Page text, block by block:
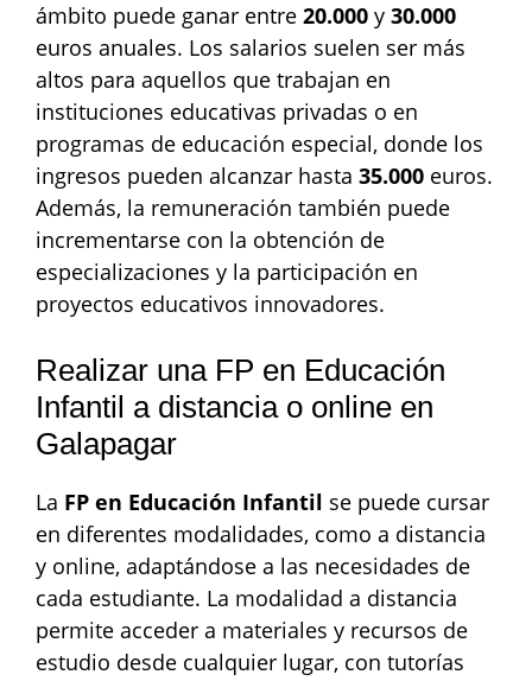
ámbito puede ganar entre 20.000 y 30.000
euros anuales. Los salarios suelen ser más
altos para aquellos que trabajan en
instituciones educativas privadas o en
programas de educación especial, donde los
ingresos pueden alcanzar hasta 35.000 euros.
Además, la remuneración también puede
incrementarse con la obtención de
especializaciones y la participación en
proyectos educativos innovadores.
Realizar una FP en Educación
Infantil a distancia o online en
Galapagar
La FP en Educación Infantil se puede cursar
en diferentes modalidades, como a distancia
y online, adaptándose a las necesidades de
cada estudiante. La modalidad a distancia
permite acceder a materiales y recursos de
estudio desde cualquier lugar, con tutorías